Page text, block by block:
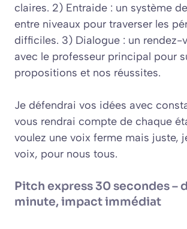
claires. 2) Entraide : un système
entre niveaux pour traverser les
difficiles. 3) Dialogue : un rendez-
avec le professeur principal pour
propositions et nos réussites.
Je défendrai vos idées avec
vous rendrai compte de chaque
voulez une voix ferme mais juste,
voix, pour nous tous.
Pitch express 30 secondes –
minute, impact immédiat